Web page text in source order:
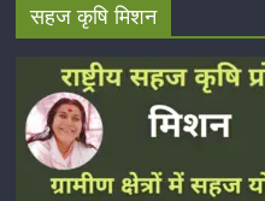
सहज कृषि मिशन